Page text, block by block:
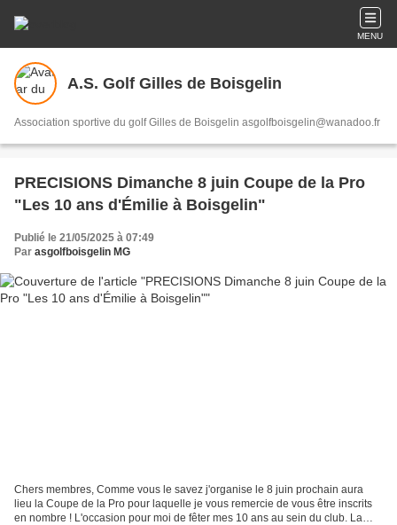
MENU
A.S. Golf Gilles de Boisgelin
Association sportive du golf Gilles de Boisgelin asgolfboisgelin@wanadoo.fr
PRECISIONS Dimanche 8 juin Coupe de la Pro
"Les 10 ans d'Émilie à Boisgelin"
Publié le 21/05/2025 à 07:49
Par asgolfboisgelin MG
Chers membres, Comme vous le savez j'organise le 8 juin prochain aura
lieu la Coupe de la Pro pour laquelle je vous remercie de vous être inscrits
en nombre ! L'occasion pour moi de fêter mes 10 ans au sein du club. La